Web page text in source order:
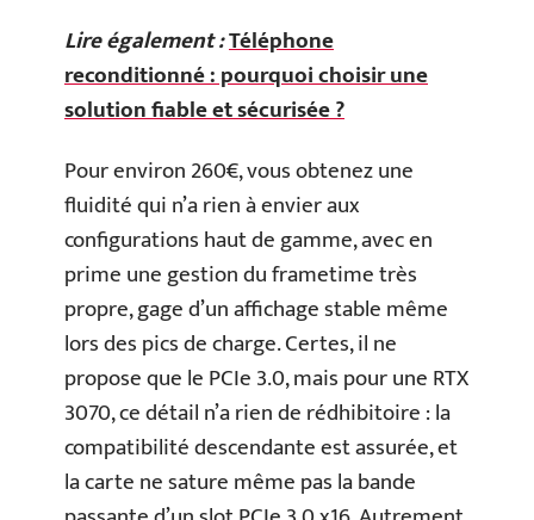
Lire également :Téléphone
reconditionné : pourquoi choisir une
solution fiable et sécurisée ?
Pour environ 260€, vous obtenez une
fluidité qui n’a rien à envier aux
configurations haut de gamme, avec en
prime une gestion du frametime très
propre, gage d’un affichage stable même
lors des pics de charge. Certes, il ne
propose que le PCIe 3.0, mais pour une RTX
3070, ce détail n’a rien de rédhibitoire : la
compatibilité descendante est assurée, et
la carte ne sature même pas la bande